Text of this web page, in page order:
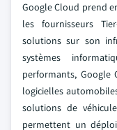
Google Cloud prend
les fournisseurs
solutions sur son
systèmes
performants,
logicielles
solutions de
permettent un